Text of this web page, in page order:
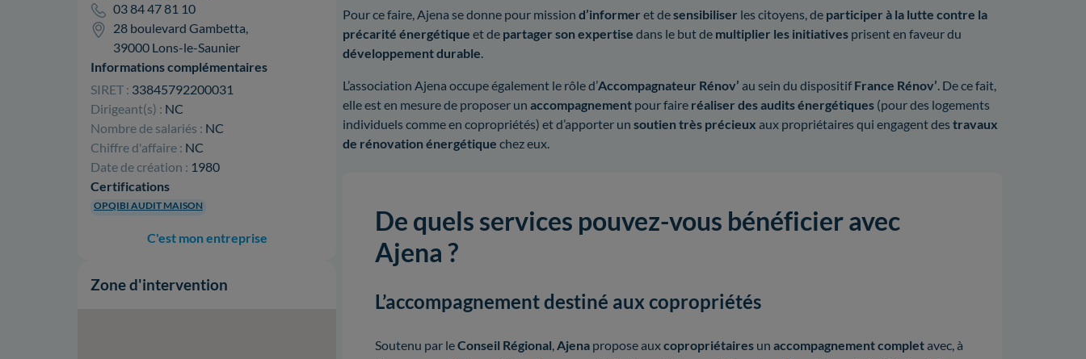
03 84 47 81 10
28 boulevard Gambetta,
39000 Lons-le-Saunier
Informations complémentaires
SIRET : 33845792200031
Dirigeant(s) : NC
Nombre de salariés : NC
Chiffre d'affaire : NC
Date de création : 1980
Certifications
OPQIBI AUDIT MAISON
C'est mon entreprise
Zone d'intervention
Pour ce faire, Ajena se donne pour mission d’informer et desensibiliser les citoyens, de participer à la lutte contre la
précarité énergétique et de partager son expertise dans le but de multiplier les initiatives prisent en faveur du
développement durable.
L’association Ajena occupe également le rôle d’Accompagnateur Rénov’ au sein du dispositifFrance Rénov’. De ce fait,
elle est en mesure de proposer un accompagnement pour faire réaliser des audits énergétiques (pour des logements
individuels comme en copropriétés) et d’apporter un soutien très précieux aux propriétaires qui engagent des travaux
de rénovation énergétique chez eux.
De quels services pouvez-vous bénéficier avec
Ajena ?
L’accompagnement destiné aux copropriétés
Soutenu par leConseil Régional,Ajena propose auxcopropriétaires un accompagnement completavec, à